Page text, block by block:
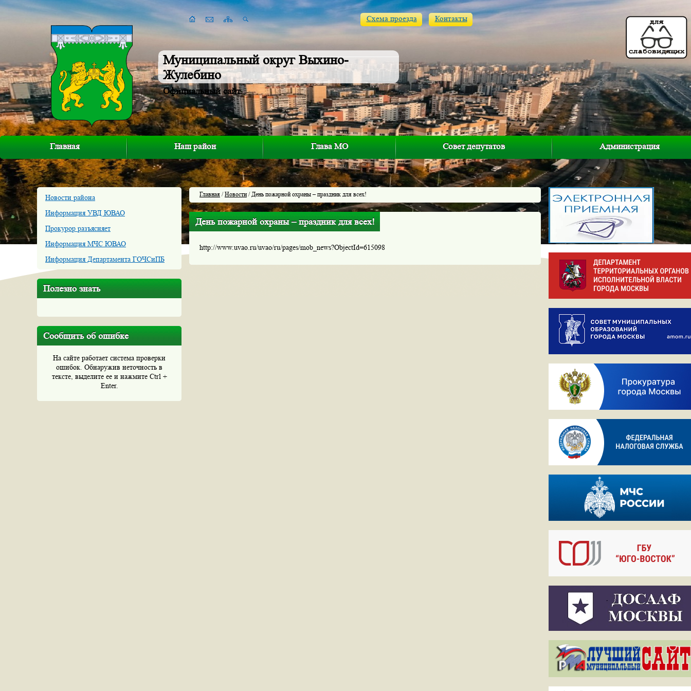
Муниципальный округ Выхино-
Жулебино
Официальный сайт
Схема проезда Контакты
Главная Наш район Глава МО Совет депутатов Администрация
Новости района
Информация УВД ЮВАО
Прокурор разъясняет
Информация МЧС ЮВАО
Информация Департамента ГОЧСиПБ
Полезно знать
Сообщить об ошибке
На сайте работает система проверки
ошибок. Обнаружив неточность в
тексте, выделите ее и нажмите Ctrl +
Enter.
Главная /Новости/ День пожарной охраны – праздник для всех!
День пожарной охраны – праздник для всех!
http://www.uvao.ru/uvao/ru/pages/mob_news?ObjectId=615098